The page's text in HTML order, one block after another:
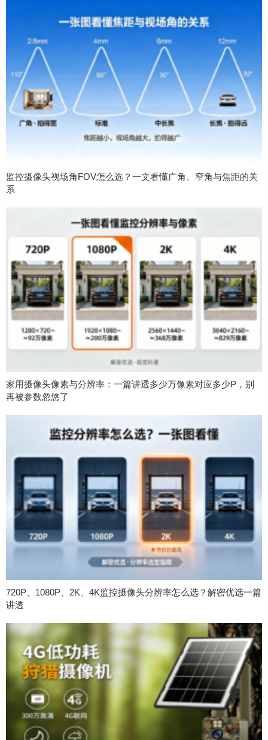
监控摄像头视场角FOV怎么选？一文看懂广角、窄角与焦距的关
系
家用摄像头像素与分辨率：一篇讲透多少万像素对应多少P，别
再被参数忽悠了
720P、1080P、2K、4K监控摄像头分辨率怎么选？解密优选一篇
讲透